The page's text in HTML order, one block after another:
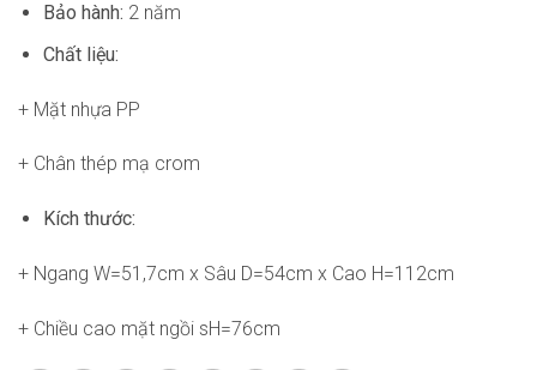
Bảo hành: 2 năm
Chất liệu:
+ Mặt nhựa PP
+ Chân thép mạ crom
Kích thước:
+ Ngang W=51,7cm x Sâu D=54cm x Cao H=112cm
+ Chiều cao mặt ngồi sH=76cm